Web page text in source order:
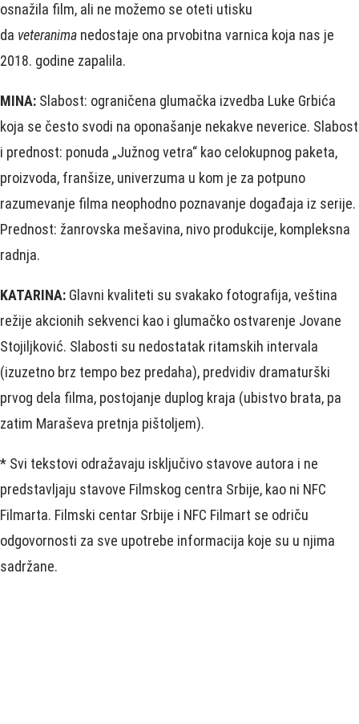
osnažila film, ali ne možemo se oteti utisku
da veteranima nedostaje ona prvobitna varnica koja nas je
2018. godine zapalila.
MINA: Slabost: ograničena glumačka izvedba Luke Grbića
koja se često svodi na oponašanje nekakve neverice. Slabost
i prednost: ponuda „Južnog vetra“ kao celokupnog paketa,
proizvoda, franšize, univerzuma u kom je za potpuno
razumevanje filma neophodno poznavanje događaja iz serije.
Prednost: žanrovska mešavina, nivo produkcije, kompleksna
radnja.
KATARINA: Glavni kvaliteti su svakako fotografija, veština
režije akcionih sekvenci kao i glumačko ostvarenje Jovane
Stojiljković. Slabosti su nedostatak ritamskih intervala
(izuzetno brz tempo bez predaha), predvidiv dramaturški
prvog dela filma, postojanje duplog kraja (ubistvo brata, pa
zatim Maraševa pretnja pištoljem).
* Svi tekstovi odražavaju isključivo stavove autora i ne
predstavljaju stavove Filmskog centra Srbije, kao ni NFC
Filmarta. Filmski centar Srbije i NFC Filmart se odriču
odgovornosti za sve upotrebe informacija koje su u njima
sadržane.